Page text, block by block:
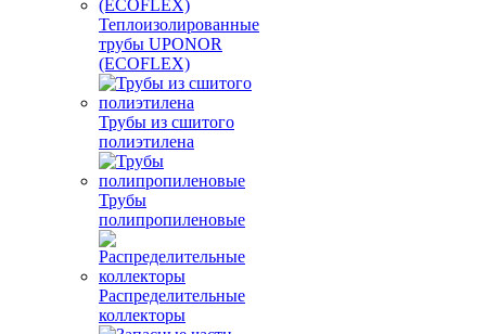
Теплоизолированные
трубы UPONOR
(ECOFLEX)
Трубы из сшитого
полиэтилена
Трубы
полипропиленовые
Распределительные
коллекторы